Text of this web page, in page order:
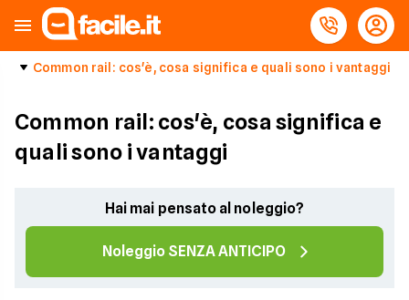
Common rail: cos'è, cosa significa e quali sono i vantaggi
Common rail: cos'è, cosa significa e
quali sono i vantaggi
Hai mai pensato al noleggio?
Noleggio SENZA ANTICIPO